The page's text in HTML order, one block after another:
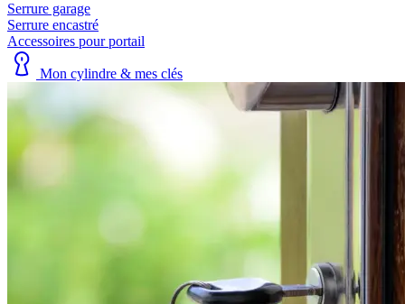
Serrure garage
Serrure encastré
Accessoires pour portail
Mon cylindre & mes clés